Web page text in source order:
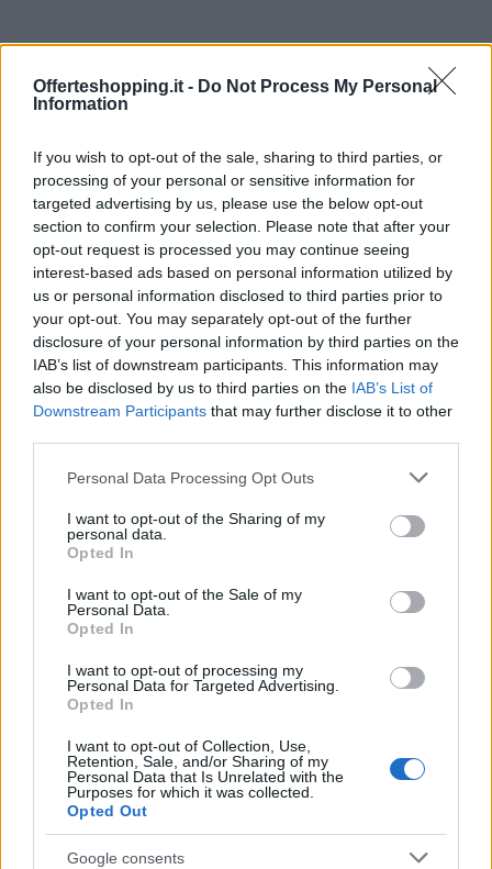
Offerteshopping.it - Do Not Process My Personal
Information
If you wish to opt-out of the sale, sharing to third parties, or
processing of your personal or sensitive information for
targeted advertising by us, please use the below opt-out
section to confirm your selection. Please note that after your
opt-out request is processed you may continue seeing
interest-based ads based on personal information utilized by
us or personal information disclosed to third parties prior to
your opt-out. You may separately opt-out of the further
disclosure of your personal information by third parties on the
IAB’s list of downstream participants. This information may
also be disclosed by us to third parties on the IAB’s List of
Downstream Participants that may further disclose it to other
Please note that this website/app uses one or more Google
not limited to your visit or usage behaviour. You may click to
grant or deny consent to Google and its third-party tags to
use your data for below specified purposes in below Google
consent section.
Personal Data Processing Opt Outs
I want to opt-out of the Sharing of my
personal data.
Opted In
I want to opt-out of the Sale of my
Personal Data.
Opted In
I want to opt-out of processing my
Personal Data for Targeted Advertising.
Opted In
I want to opt-out of Collection, Use,
Retention, Sale, and/or Sharing of my
Personal Data that Is Unrelated with the
Purposes for which it was collected.
Opted Out
Google consents
TV ED ELETTRONICA
ed elettronica
Cristian Castiglioni · 2 Ago 2026
TV ED ELETTRONICA